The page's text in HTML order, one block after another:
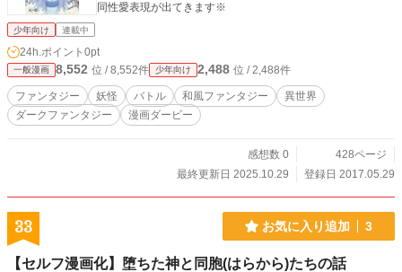
同性愛表現が出てきます※
少年向け 連載中
24h.ポイント 0pt
一般漫画 8,552 位 / 8,552件 少年向け 2,488 位 / 2,488件
ファンタジー 妖怪 バトル 和風ファンタジー
異世界
ダークファンタジー
漫画ダービー
感想数 0
428ページ
最終更新日 2025.10.29
登録日 2017.05.29
33 お気に入り追加 3
【セルフ漫画化】堕ちた神と同胞(はらから)たちの話